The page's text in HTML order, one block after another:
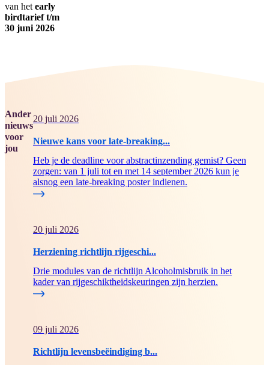
van het early
birdtarief t/m
30 juni 2026
Ander
nieuws
voor
jou
20 juli 2026
Nieuwe kans voor late-breaking...
Heb je de deadline voor abstractinzending gemist? Geen
zorgen: van 1 juli tot en met 14 september 2026 kun je
alsnog een late-breaking poster indienen.
20 juli 2026
Herziening richtlijn rijgeschi...
Drie modules van de richtlijn Alcoholmisbruik in het
kader van rijgeschiktheidskeuringen zijn herzien.
09 juli 2026
Richtlijn levensbeëindiging b...